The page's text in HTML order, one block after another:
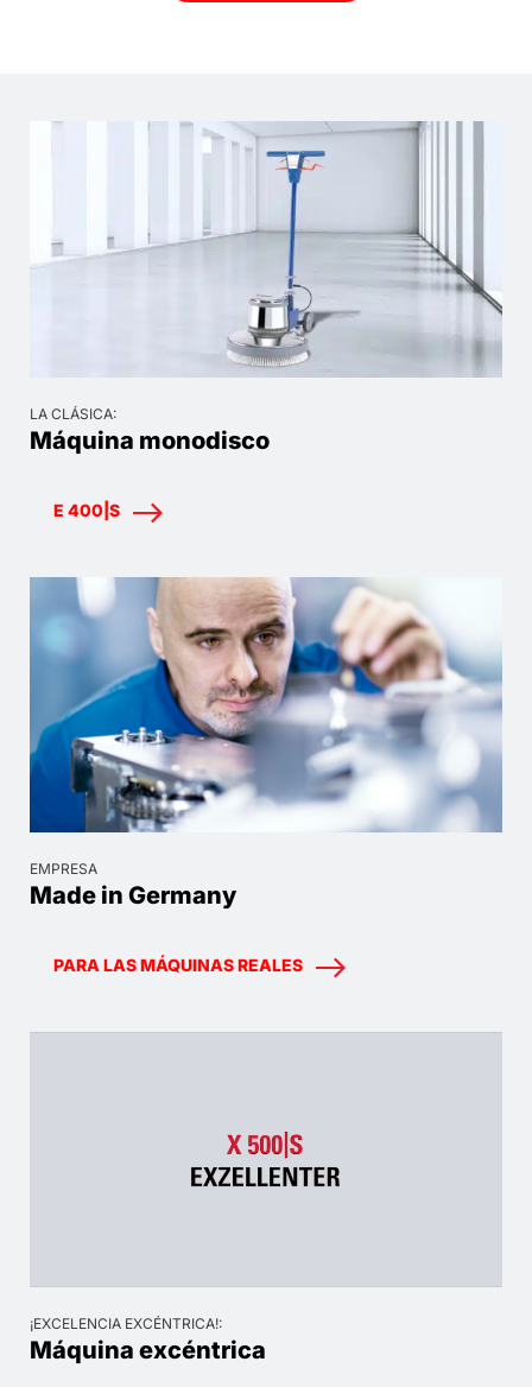
LA CLÁSICA:
Máquina monodisco
E 400|S
EMPRESA
Made in Germany
PARA LAS MÁQUINAS REALES
¡EXCELENCIA EXCÉNTRICA!:
Máquina excéntrica